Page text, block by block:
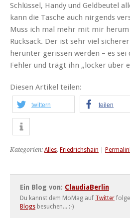
Schlüssel, Handy und Geldbeutel
kann die Tasche auch nirgends
Muss ich mal mehr mit mir
Rucksack. Der ist sehr viel
herunter gerissen werden – es sei
Fehler und trägt ihn „locker über
Diesen Artikel teilen:
twittern teilen
Kategorien: Alles, Friedrichshain
Ein Blog von: ClaudiaBerlin
Du kannst dem MoMag auf Twitter
Blogs besuchen... :-)